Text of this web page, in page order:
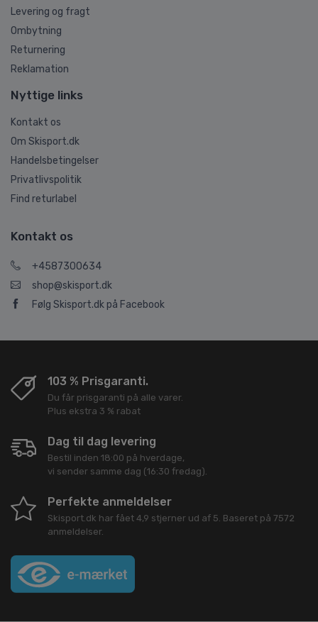
Levering og fragt
Ombytning
Returnering
Reklamation
Nyttige links
Kontakt os
Om Skisport.dk
Handelsbetingelser
Privatlivspolitik
Find returlabel
Kontakt os
+4587300634
shop@skisport.dk
Følg Skisport.dk på Facebook
103 % Prisgaranti.
Du får prisgaranti på alle varer.
Plus ekstra 3 % rabat
Dag til dag levering
Bestil inden 18:00 på hverdage,
vi sender samme dag (16:30 fredag).
Perfekte anmeldelser
Skisport.dk har fået 4,9 stjerner ud af 5. Baseret på 7572
anmeldelser.